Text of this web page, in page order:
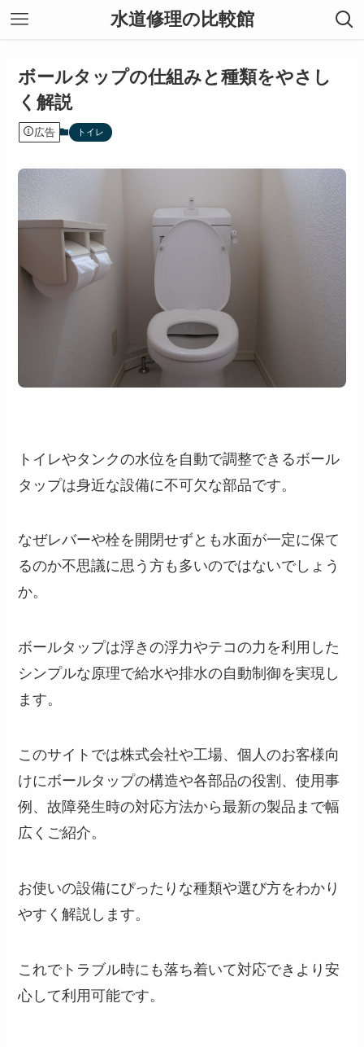
水道修理の比較館
ボールタップの仕組みと種類をやさし
く解説
広告 トイレ
トイレやタンクの水位を自動で調整できるボール
タップは身近な設備に不可欠な部品です。
なぜレバーや栓を開閉せずとも水面が一定に保て
るのか不思議に思う方も多いのではないでしょう
か。
ボールタップは浮きの浮力やテコの力を利用した
シンプルな原理で給水や排水の自動制御を実現し
ます。
このサイトでは株式会社や工場、個人のお客様向
けにボールタップの構造や各部品の役割、使用事
例、故障発生時の対応方法から最新の製品まで幅
広くご紹介。
お使いの設備にぴったりな種類や選び方をわかり
やすく解説します。
これでトラブル時にも落ち着いて対応できより安
心して利用可能です。